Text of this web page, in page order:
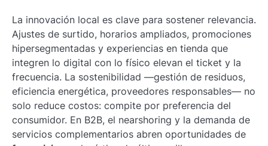
La innovación local es clave para sostener relevancia.
Ajustes de surtido, horarios ampliados, promociones
hipersegmentadas y experiencias en tienda que
integren lo digital con lo físico elevan el ticket y la
frecuencia. La sostenibilidad —gestión de residuos,
eficiencia energética, proveedores responsables— no
solo reduce costos: compite por preferencia del
consumidor. En B2B, el nearshoring y la demanda de
servicios complementarios abren oportunidades de